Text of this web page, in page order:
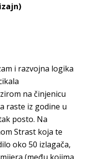
i razvojna logika
na činjenicu
raste iz godine u
posto. Na
Strast koja te
oko 50 izlagača,